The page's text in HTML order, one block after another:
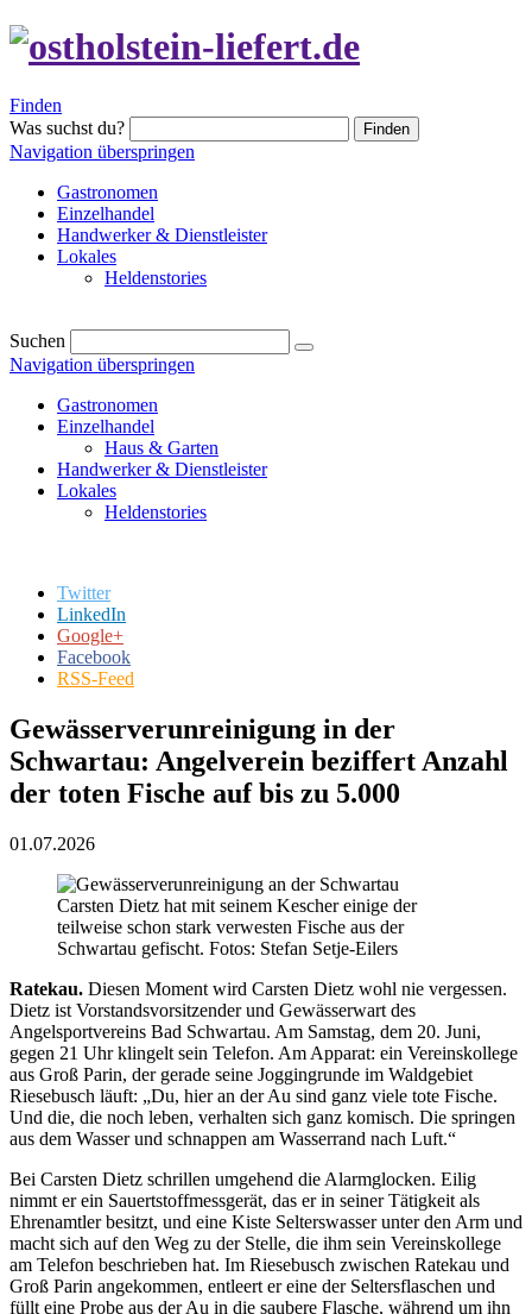
Finden
Was suchst du?
Finden
Navigation überspringen
Gastronomen
Einzelhandel
Handwerker & Dienstleister
Lokales
Heldenstories
Suchen
Navigation überspringen
Gastronomen
Einzelhandel
Haus & Garten
Handwerker & Dienstleister
Lokales
Heldenstories
Twitter
LinkedIn
Google+
Facebook
RSS-Feed
Gewässerverunreinigung in der
Schwartau: Angelverein beziffert Anzahl
der toten Fische auf bis zu 5.000
01.07.2026
Carsten Dietz hat mit seinem Kescher einige der
teilweise schon stark verwesten Fische aus der
Schwartau gefischt. Fotos: Stefan Setje-Eilers
Ratekau. Diesen Moment wird Carsten Dietz wohl nie vergessen.
Dietz ist Vorstandsvorsitzender und Gewässerwart des
Angelsportvereins Bad Schwartau. Am Samstag, dem 20. Juni,
gegen 21 Uhr klingelt sein Telefon. Am Apparat: ein Vereinskollege
aus Groß Parin, der gerade seine Joggingrunde im Waldgebiet
Riesebusch läuft: „Du, hier an der Au sind ganz viele tote Fische.
Und die, die noch leben, verhalten sich ganz komisch. Die springen
aus dem Wasser und schnappen am Wasserrand nach Luft.“
Bei Carsten Dietz schrillen umgehend die Alarmglocken. Eilig
nimmt er ein Sauertstoffmessgerät, das er in seiner Tätigkeit als
Ehrenamtler besitzt, und eine Kiste Selterswasser unter den Arm und
macht sich auf den Weg zu der Stelle, die ihm sein Vereinskollege
am Telefon beschrieben hat. Im Riesebusch zwischen Ratekau und
Groß Parin angekommen, entleert er eine der Seltersflaschen und
füllt eine Probe aus der Au in die saubere Flasche, während um ihn